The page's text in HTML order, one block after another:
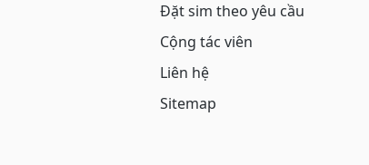
Đặt sim theo yêu cầu
Cộng tác viên
Liên hệ
Sitemap